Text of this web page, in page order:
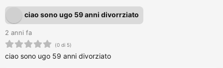
ciao sono ugo 59 anni divorrziato
2 anni fa
(0 di 5)
ciao sono ugo 59 anni divorziato